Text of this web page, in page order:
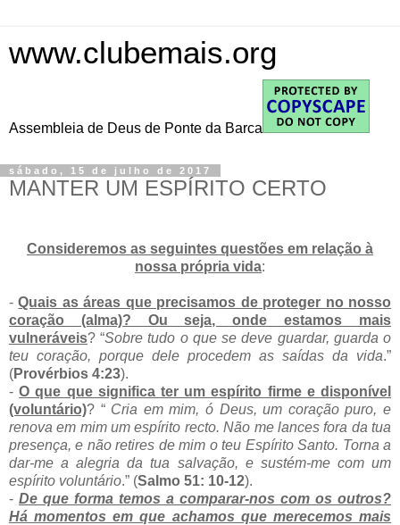
www.clubemais.org
Assembleia de Deus de Ponte da Barca
sábado, 15 de julho de 2017
MANTER UM ESPÍRITO CERTO
Consideremos as seguintes questões em relação à
nossa própria vida:
-Quais as áreas que precisamos de proteger no nosso
coração (alma)? Ou seja, onde estamos mais
vulneráveis? “Sobre tudo o que se deve guardar, guarda o
teu coração, porque dele procedem as saídas da vida.”
(Provérbios 4:23).
-O que que significa ter um espírito firme e disponível
(voluntário)? “ Cria em mim, ó Deus, um coração puro, e
renova em mim um espírito recto. Não me lances fora da tua
presença, e não retires de mim o teu Espírito Santo. Torna a
dar-me a alegria da tua salvação, e sustém-me com um
espírito voluntário.” (Salmo 51: 10-12).
- De que forma temos a comparar-nos com os outros?
Há momentos em que achamos que merecemos mais